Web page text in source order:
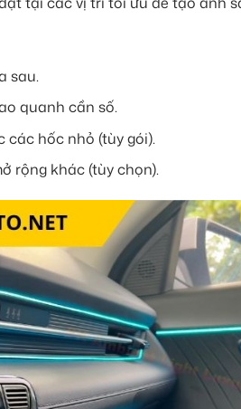
sau.
quanh cần số.
các hốc nhỏ (tùy gói).
rộng khác (tùy chọn).